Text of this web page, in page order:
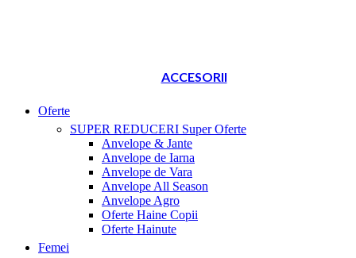
ACCESORII
Oferte
SUPER REDUCERI Super Oferte
Anvelope & Jante
Anvelope de Iarna
Anvelope de Vara
Anvelope All Season
Anvelope Agro
Oferte Haine Copii
Oferte Hainute
Femei